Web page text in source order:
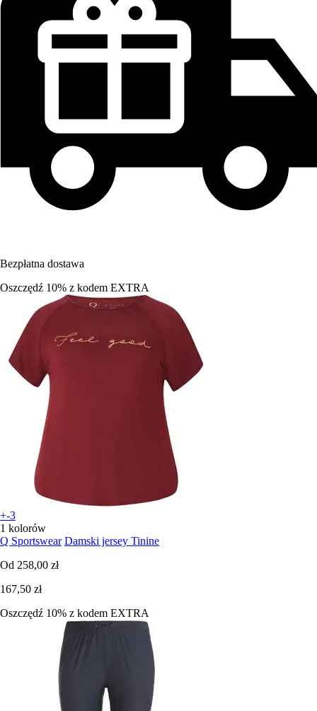
Bezpłatna dostawa
Oszczędź 10% z kodem EXTRA
+-3
1 kolorów
Q Sportswear Damski jersey Tinine
Od 258,00 zł
167,50 zł
Oszczędź 10% z kodem EXTRA